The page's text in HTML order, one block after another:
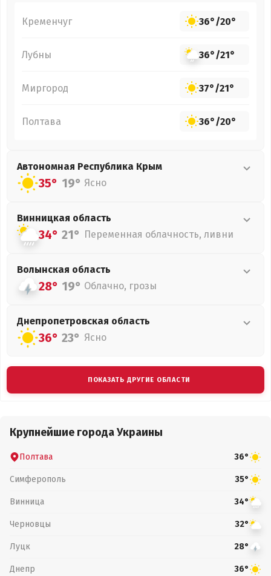
Кременчуг 36°/20°
Лубны 36°/21°
Миргород 37°/21°
Полтава 36°/20°
Автономная Республика Крым
35° 19° Ясно
Винницкая область
34° 21° Переменная облачность, ливни
Волынская область
28° 19° Облачно, грозы
Днепропетровская область
36° 23° Ясно
ПОКАЗАТЬ ДРУГИЕ ОБЛАСТИ
Крупнейшие города Украины
Полтава 36°
Симферополь 35°
Винница 34°
Черновцы 32°
Луцк 28°
Днепр 36°